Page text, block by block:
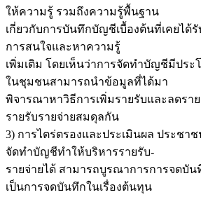
ให้ความรู้ รวมถึงความรู้พื้นฐาน
เกี่ยวกับการบันทึกบัญชีเบื้องต้นที่เคยได้
การสนใจและหาความรู้
เพิ่มเติม โดยเห็นว่าการจัดทำบัญชีมีปร
ในชุมชนสามารถนำข้อมูลที่ได้มา
พิจารณาหาวิธีการเพิ่มรายรับและลดราย
รายรับรายจ่ายสมดุลกัน
3) การไตร่ตรองและประเมินผล ประชา
จัดทำบัญชีทำให้บริหารรายรับ-
รายจ่ายได้ สามารถบูรณาการการจดบั
เป็นการจดบันทึกในเรื่องต้นทุน